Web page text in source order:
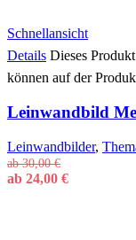
Schnellansicht
Details Dieses
können auf der
Leinwandbild
Leinwandbilder,
ab30,00€
ab 24,00 €